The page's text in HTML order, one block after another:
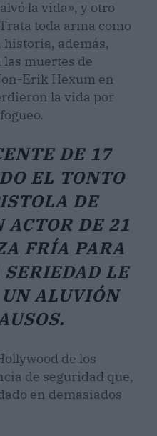
la vida», y otro
toda arma como
historia, además,
muertes de
Erik Hexum en
la vida por
DE 17
EL TONTO
DE
ACTOR DE 21
FRÍA PARA
LE
ALUVIÓN
de los
de seguridad que,
en demasiados